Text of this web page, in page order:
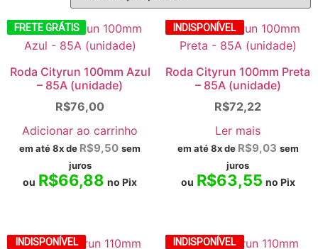
FRETE GRÁTIS
Roda Cityrun 100mm Azul
– 85A (unidade)
R$76,00
Adicionar ao carrinho
em até 8x de R$9,50 sem
juros
ou R$66,88 no Pix
INDISPONÍVEL
Roda Cityrun 100mm Preta
– 85A (unidade)
R$72,22
Ler mais
em até 8x de R$9,03 sem
juros
ou R$63,55 no Pix
INDISPONÍVEL INDISPONÍVEL